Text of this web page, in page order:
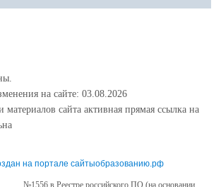
на сайте: 03.08.2026
сайта активная прямая ссылка на
на портале сайтыобразованию.рф
№1556 в Реестре российского ПО (на основании